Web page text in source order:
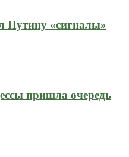
Путину «сигналы»
пришла очередь